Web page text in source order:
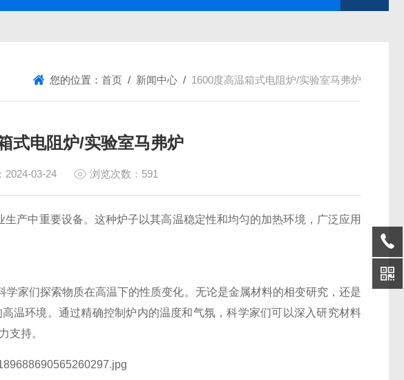
您的位置： 首页 / 新闻中心 / 1600度高温箱式电阻炉/实验室马弗炉
式电阻炉/实验室马弗炉
2024-03-24 浏览次数：591
产中重要设备。这种炉子以其高温稳定性和均匀的加热环境，广泛应用
家们探索物质在高温下的性质变化。无论是金属材料的相变研究，还是
温环境。通过精确控制炉内的温度和气氛，科学家们可以深入研究材料
支持。